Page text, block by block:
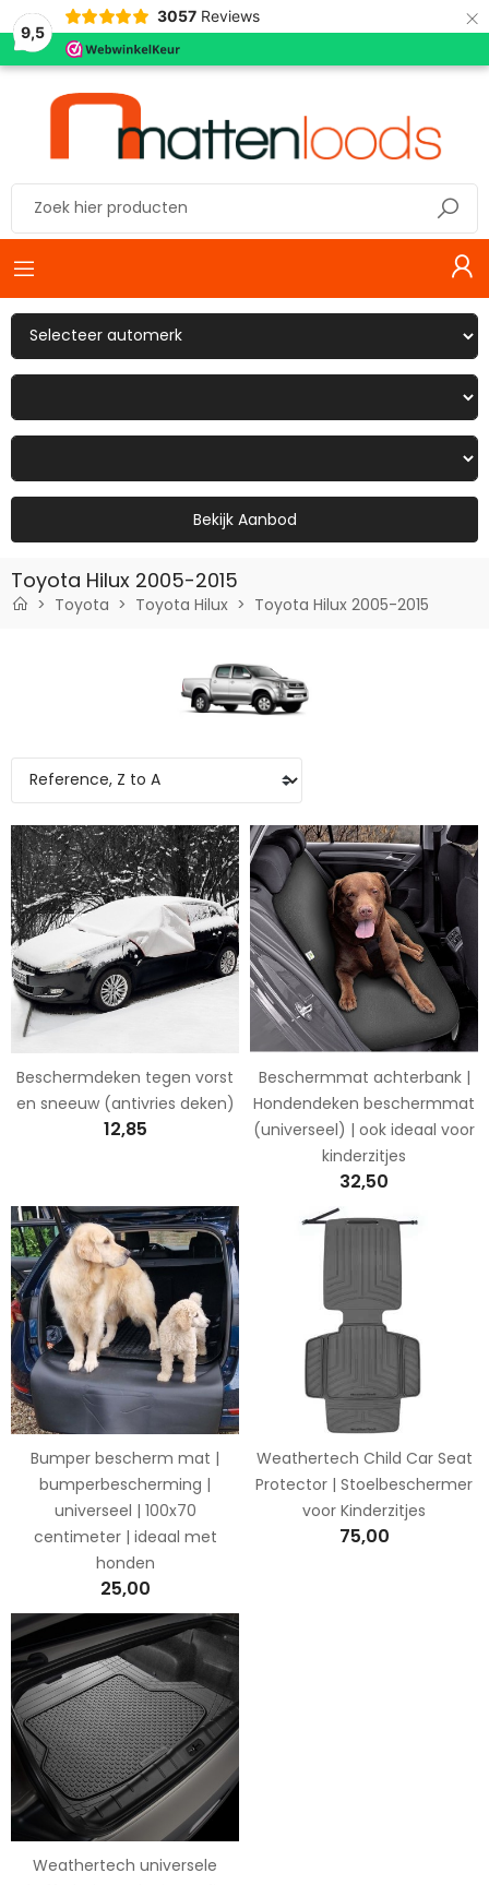
9,5
3057 Reviews ×
Bekijk Aanbod
Toyota Hilux 2005-2015
Toyota Toyota Hilux Toyota Hilux 2005-2015
Beschermdeken tegen vorst
en sneeuw (antivries deken)
12,85
Beschermmat achterbank |
Hondendeken beschermmat
(universeel) | ook ideaal voor
kinderzitjes
32,50
Bumper bescherm mat |
bumperbescherming |
universeel | 100x70
centimeter | ideaal met
honden
25,00
Weathertech Child Car Seat
Protector | Stoelbeschermer
voor Kinderzitjes
75,00
Weathertech universele